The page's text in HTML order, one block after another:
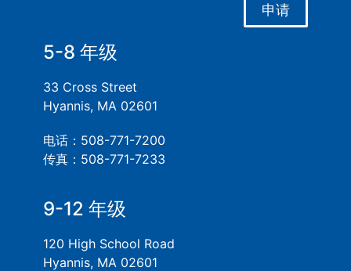
申请
5-8 年级
33 Cross Street
Hyannis, MA 02601
电话：508-771-7200
传真：508-771-7233
9-12 年级
120 High School Road
Hyannis, MA 02601